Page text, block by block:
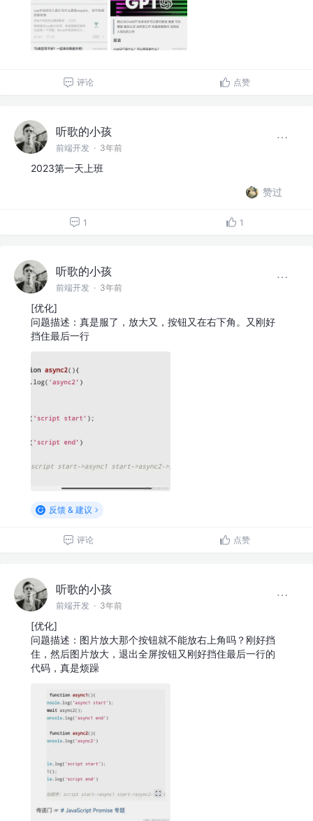
评论 点赞
听歌的小孩
前端开发 · 3年前
2023第一天上班
赞过
1 1
听歌的小孩
前端开发 · 3年前
[优化]
问题描述：真是服了，放大又，按钮又在右下角。又刚好
挡住最后一行
反馈 & 建议
评论 点赞
听歌的小孩
前端开发 · 3年前
[优化]
问题描述：图片放大那个按钮就不能放右上角吗？刚好挡
住，然后图片放大，退出全屏按钮又刚好挡住最后一行的
代码，真是烦躁